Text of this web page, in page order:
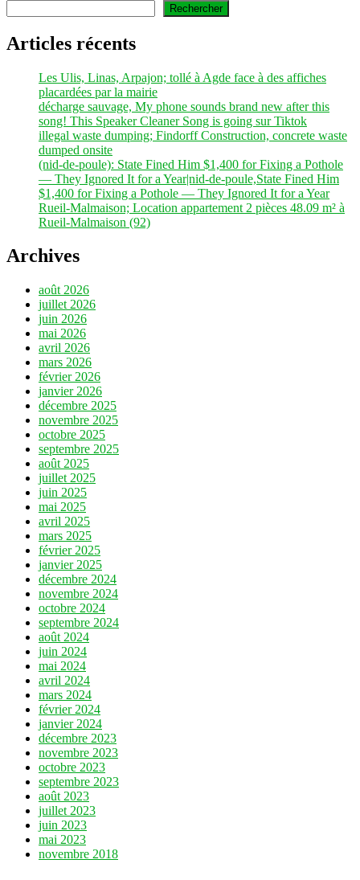
Rechercher
Articles récents
Les Ulis, Linas, Arpajon; tollé à Agde face à des affiches
placardées par la mairie
décharge sauvage, My phone sounds brand new after this
song! This Speaker Cleaner Song is going sur Tiktok
illegal waste dumping; Findorff Construction, concrete waste
dumped onsite
(nid-de-poule): State Fined Him $1,400 for Fixing a Pothole
— They Ignored It for a Year|nid-de-poule,State Fined Him
$1,400 for Fixing a Pothole — They Ignored It for a Year
Rueil-Malmaison; Location appartement 2 pièces 48.09 m² à
Rueil-Malmaison (92)
Archives
août 2026
juillet 2026
juin 2026
mai 2026
avril 2026
mars 2026
février 2026
janvier 2026
décembre 2025
novembre 2025
octobre 2025
septembre 2025
août 2025
juillet 2025
juin 2025
mai 2025
avril 2025
mars 2025
février 2025
janvier 2025
décembre 2024
novembre 2024
octobre 2024
septembre 2024
août 2024
juin 2024
mai 2024
avril 2024
mars 2024
février 2024
janvier 2024
décembre 2023
novembre 2023
octobre 2023
septembre 2023
août 2023
juillet 2023
juin 2023
mai 2023
novembre 2018